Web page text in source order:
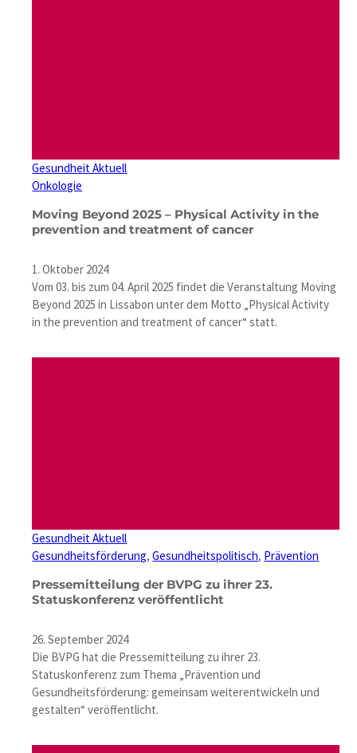
Gesundheit Aktuell
Onkologie
Moving Beyond 2025 – Physical Activity in the
prevention and treatment of cancer
1. Oktober 2024
Vom 03. bis zum 04. April 2025 findet die Veranstaltung Moving
Beyond 2025 in Lissabon unter dem Motto „Physical Activity
in the prevention and treatment of cancer“ statt.
Gesundheit Aktuell
Gesundheitsförderung, Gesundheitspolitisch, Prävention
Pressemitteilung der BVPG zu ihrer 23.
Statuskonferenz veröffentlicht
26. September 2024
Die BVPG hat die Pressemitteilung zu ihrer 23.
Statuskonferenz zum Thema „Prävention und
Gesundheitsförderung: gemeinsam weiterentwickeln und
gestalten“ veröffentlicht.